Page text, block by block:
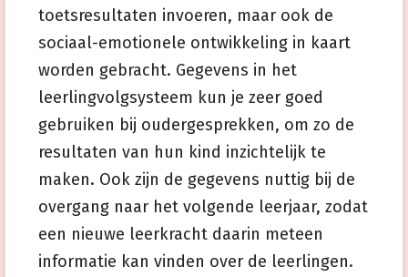
toetsresultaten invoeren, maar ook de
sociaal-emotionele ontwikkeling in kaart
worden gebracht. Gegevens in het
leerlingvolgsysteem kun je zeer goed
gebruiken bij oudergesprekken, om zo de
resultaten van hun kind inzichtelijk te
maken. Ook zijn de gegevens nuttig bij de
overgang naar het volgende leerjaar, zodat
een nieuwe leerkracht daarin meteen
informatie kan vinden over de leerlingen.